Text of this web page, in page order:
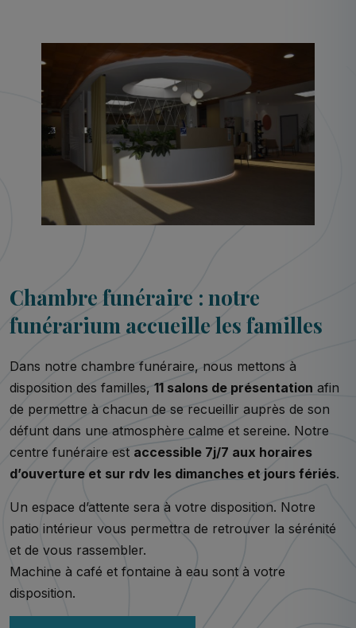
Chambre funéraire : notre
funérarium accueille les familles
Dans notre chambre funéraire, nous mettons à
disposition des familles, 11 salons de présentation afin
de permettre à chacun de se recueillir auprès de son
défunt dans une atmosphère calme et sereine. Notre
centre funéraire est accessible 7j/7 aux horaires
d’ouverture et sur rdv les dimanches et jours fériés.
Un espace d’attente sera à votre disposition. Notre
patio intérieur vous permettra de retrouver la sérénité
et de vous rassembler.
Machine à café et fontaine à eau sont à votre
disposition.